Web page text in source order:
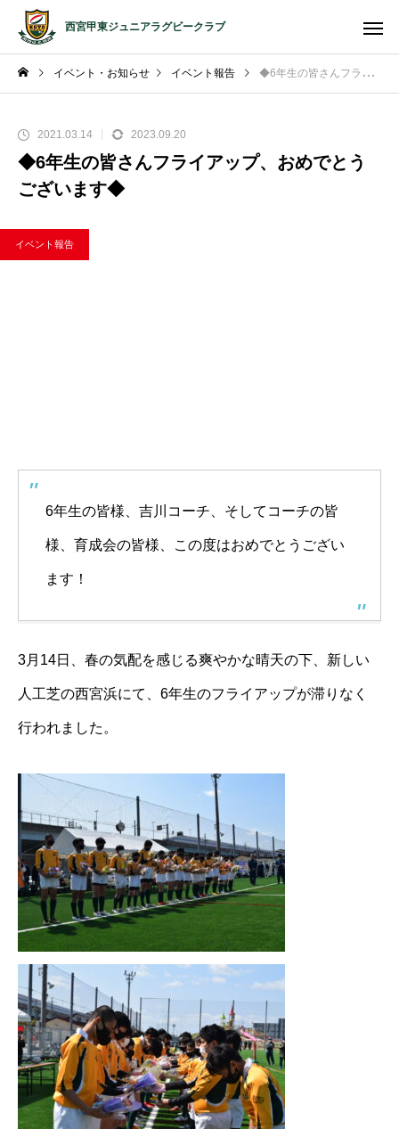
西宮甲東ジュニアラグビークラブ
イベント・お知らせ イベント報告 ◆6年生の皆さんフライアップ、おめでとうございます◆
2021.03.14 2023.09.20
◆6年生の皆さんフライアップ、おめでとう
ございます◆
イベント報告
6年生の皆様、吉川コーチ、そしてコーチの皆
様、育成会の皆様、この度はおめでとうござい
ます！
3月14日、春の気配を感じる爽やかな晴天の下、 新しい
人工芝の西宮浜にて、6年生のフライアップが滞りなく
行われま した。